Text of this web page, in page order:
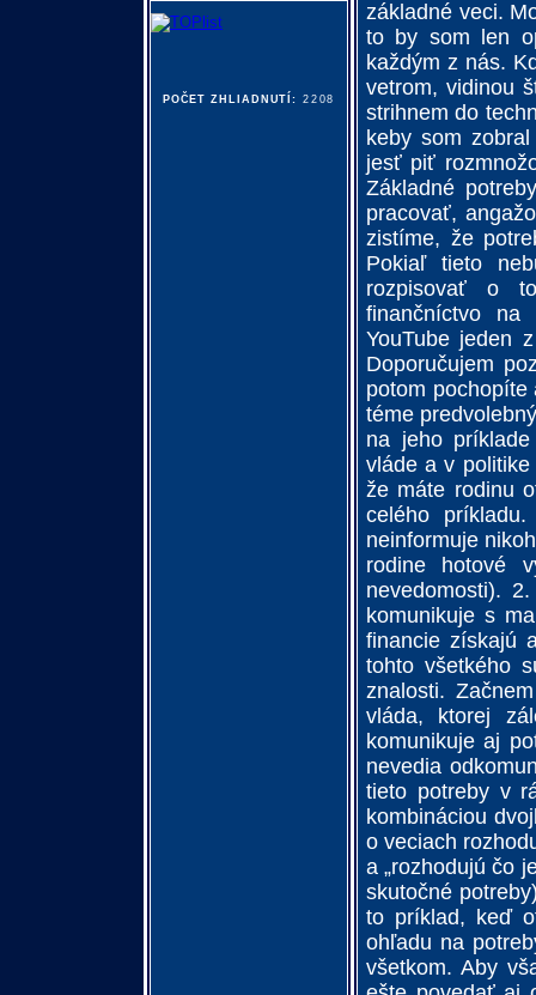
základné veci.
to by som len
každým z nás.
vetrom, vidinou
strihnem do
keby som
jesť piť
Základné
pracovať,
zistíme, že
Pokiaľ tieto
rozpisovať o
finančníctvo
YouTube jeden
Doporučujem
potom
téme
na jeho
vláde a v
že máte rodinu
celého
neinformuje
rodine hotové
nevedomosti).
komunikuje s
financie získajú
tohto všetkého
znalosti.
vláda, ktorej
komunikuje aj
nevedia
tieto potreby v
kombináciou
o veciach
a „rozhodujú čo
skutočné
to príklad, keď
ohľadu na
všetkom. Aby
POČET ZHLIADNUTÍ: 2208